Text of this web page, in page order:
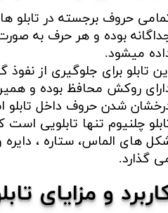
حروف برجسته در تابلو
بوده و هر حرف به
میشود.
تابلو برای جلوگیری از
روکش محافظ بوده و
شدن حروف داخل
چلنیوم تنها تابلویی است
های الماس، ستاره ،
گذارد.​​​​​​​
و مزایای